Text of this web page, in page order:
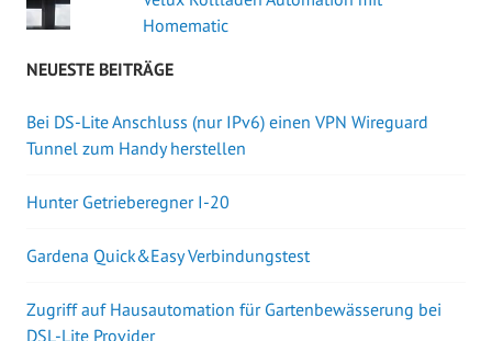
Homematic
NEUESTE BEITRÄGE
Bei DS-Lite Anschluss (nur IPv6) einen VPN Wireguard
Tunnel zum Handy herstellen
Hunter Getrieberegner I-20
Gardena Quick&Easy Verbindungstest
Zugriff auf Hausautomation für Gartenbewässerung bei
DSL-Lite Provider